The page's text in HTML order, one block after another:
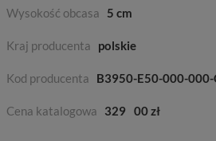
Wysokość obcasa 5 cm
Kraj producenta polskie
Kod producenta B3950-E50-000-000-
Cena katalogowa 329 00 zł